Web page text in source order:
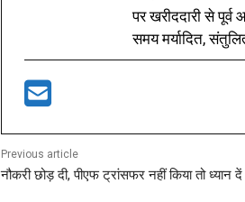
पर खरीददारी से
समय मर्यादित,
Previous article
नौकरी छोड़ दी, पीएफ ट्रांसफर नहीं किया तो ध्यान दें